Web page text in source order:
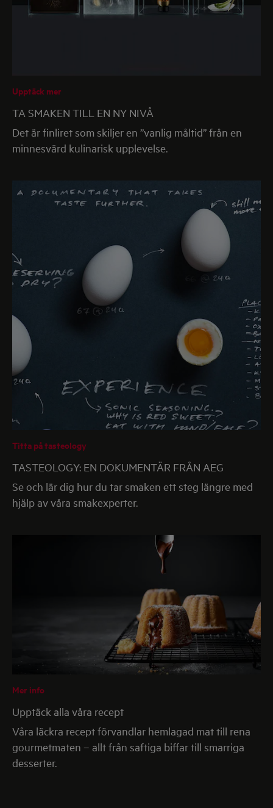
Upptäck mer
TA SMAKEN TILL EN NY NIVÅ
Det är finliret som skiljer en ”vanlig måltid” från en
minnesvärd kulinarisk upplevelse.
Titta på tasteology
TASTEOLOGY: EN DOKUMENTÄR FRÅN AEG
Se och lär dig hur du tar smaken ett steg längre med
hjälp av våra smakexperter.
Mer info
Upptäck alla våra recept
Våra läckra recept förvandlar hemlagad mat till rena
gourmetmaten – allt från saftiga biffar till smarriga
desserter.